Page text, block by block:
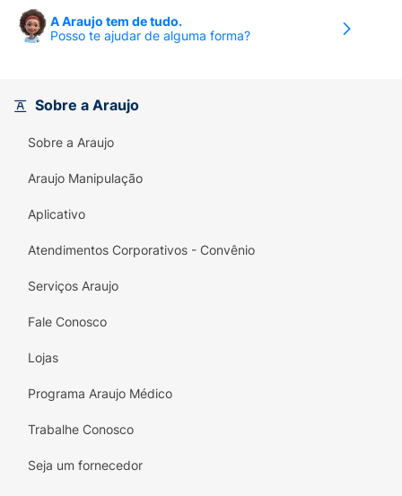
Ideal para todos os tipos de pele, este pó é a
sua pele com o Pó Compacto Ruby Rose
impecável por horas!
A Araujo tem de tudo.
Posso te ajudar de alguma forma?
Sobre a Araujo
Sobre a Araujo
Araujo Manipulação
Aplicativo
Atendimentos Corporativos - Convênio
Serviços Araujo
Fale Conosco
Lojas
Programa Araujo Médico
Trabalhe Conosco
Seja um fornecedor